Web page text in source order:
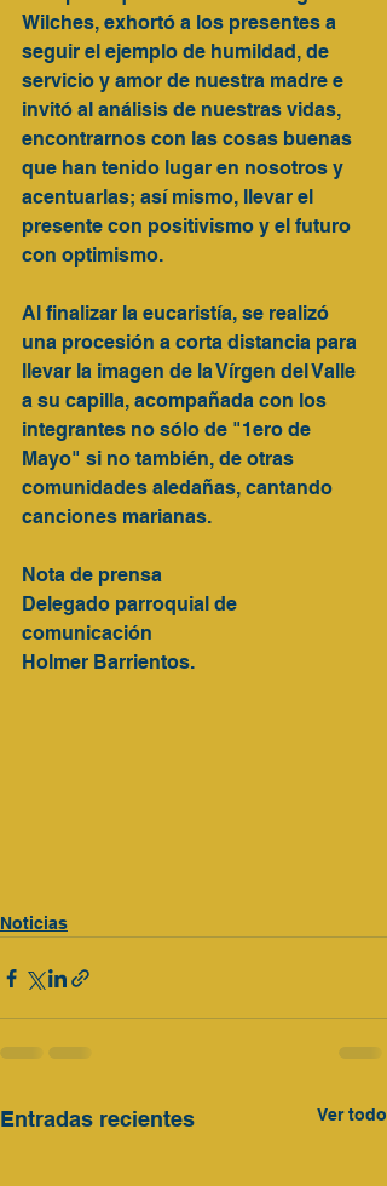
Wilches, exhortó a los presentes a
seguir el ejemplo de humildad, de
servicio y amor de nuestra madre e
invitó al análisis de nuestras vidas,
encontrarnos con las cosas buenas
que han tenido lugar en nosotros y
acentuarlas; así mismo, llevar el
presente con positivismo y el futuro
con optimismo.
Al finalizar la eucaristía, se realizó
una procesión a corta distancia para
llevar la imagen de la Vírgen del Valle
a su capilla, acompañada con los
integrantes no sólo de "1ero de
Mayo" si no también, de otras
comunidades aledañas, cantando
canciones marianas.
Nota de prensa
Delegado parroquial de
comunicación
Holmer Barrientos.
Noticias
Entradas recientes Ver todo